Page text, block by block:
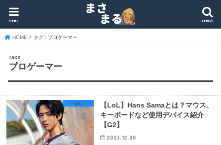
search
menu
HOME タグ : プロゲーマー
プロゲーマー
LoL
【LoL】Hans Samaとは？マウス、
キーボードなど使用デバイス紹介
【G2】
2023.12.08